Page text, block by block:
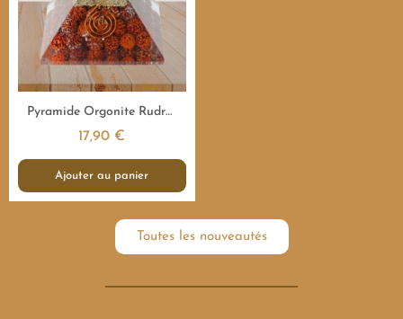
Aperçu rapide Pyramide Orgonite Rudraksha Sacrée - 7,5 cm
17,90 €
Ajouter au panier
Toutes les nouveautés